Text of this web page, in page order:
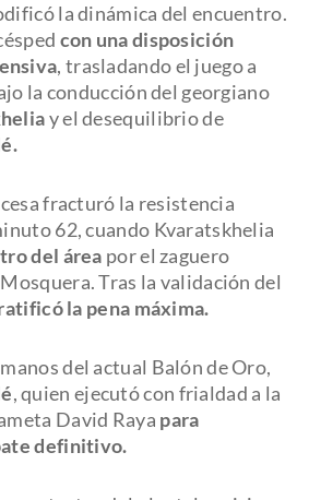
la dinámica del encuentro.
con una disposición
, trasladando el juego a
la conducción del georgiano
y el desequilibrio de
fracturó la resistencia
62, cuando Kvaratskhelia
del área por el zaguero
Tras la validación del
la pena máxima.
del actual Balón de Oro,
, quien ejecutó con frialdad a la
David Raya para
definitivo.